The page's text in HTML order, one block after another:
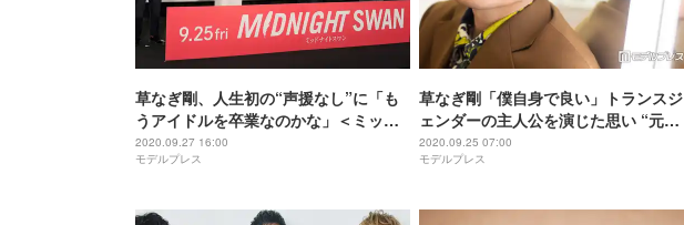
草なぎ剛、人生初の“声援なし”に「も
うアイドルを卒業なのかな」＜ミッド
ナイトスワン＞
2020.09.27 16:00
モデルプレス
草なぎ剛「僕自身で良い」トランスジ
ェンダーの主人公を演じた思い “元気
になれるメッセージ”も＜「ミッドナイ
トスワン」インタビュー＞
2020.09.25 07:00
モデルプレス